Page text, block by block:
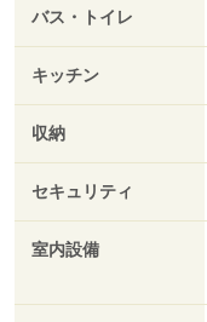
バス・トイレ
キッチン
収納
セキュリティ
室内設備